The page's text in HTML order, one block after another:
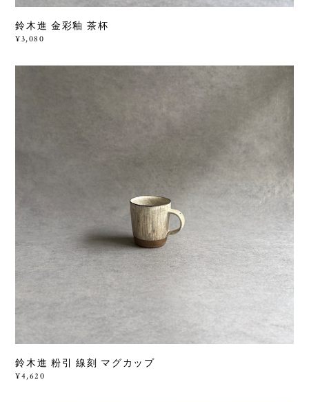
鈴木進 金彩釉 茶杯
¥3,080
鈴木進 粉引 線刻 マグカップ
¥4,620